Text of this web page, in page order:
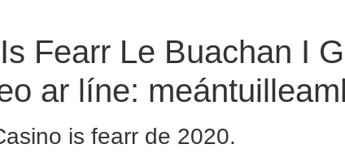
Fearr Le Buachan I
ar líne:
is fearr de 2020.